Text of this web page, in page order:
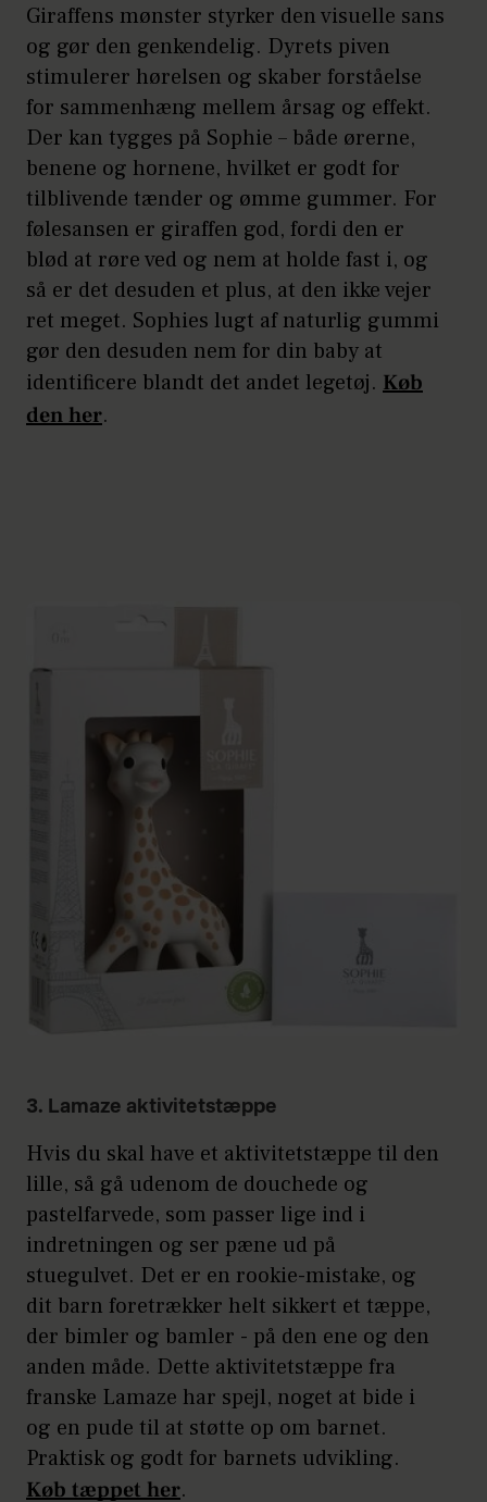
Giraffens mønster styrker den visuelle sans
og gør den genkendelig. Dyrets piven
stimulerer hørelsen og skaber forståelse
for sammenhæng mellem årsag og effekt.
Der kan tygges på Sophie – både ørerne,
benene og hornene, hvilket er godt for
tilblivende tænder og ømme gummer. For
følesansen er giraffen god, fordi den er
blød at røre ved og nem at holde fast i, og
så er det desuden et plus, at den ikke vejer
ret meget. Sophies lugt af naturlig gummi
gør den desuden nem for din baby at
identificere blandt det andet legetøj. Køb
den her.
3. Lamaze aktivitetstæppe
Hvis du skal have et aktivitetstæppe til den
lille, så gå udenom de douchede og
pastelfarvede, som passer lige ind i
indretningen og ser pæne ud på
stuegulvet. Det er en rookie-mistake, og
dit barn foretrækker helt sikkert et tæppe,
der bimler og bamler - på den ene og den
anden måde. Dette aktivitetstæppe fra
franske Lamaze har spejl, noget at bide i
og en pude til at støtte op om barnet.
Praktisk og godt for barnets udvikling.
Køb tæppet her.